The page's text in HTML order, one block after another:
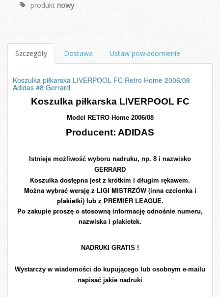
produkt nowy
Szczegóły Dostawa Ustaw powiadomienie
Koszulka piłkarska LIVERPOOL FC Retro Home 2006/08
Adidas #8 Gerrard
Koszulka piłkarska LIVERPOOL FC
Model RETRO Home 2006/08
Producent: ADIDAS
Istnieje możliwość wyboru nadruku, np. 8 i nazwisko
GERRARD
Koszulka dostępna jest z krótkim i długim rękawem.
Można wybrać wersję z LIGI MISTRZÓW (inna czcionka i
plakietki) lub z PREMIER LEAGUE.
Po zakupie proszę o stosowną informację odnośnie numeru,
nazwiska i plakietek.
NADRUKI GRATIS !
Wystarczy w wiadomości do kupującego lub osobnym e-mailu
napisać jakie nadruki